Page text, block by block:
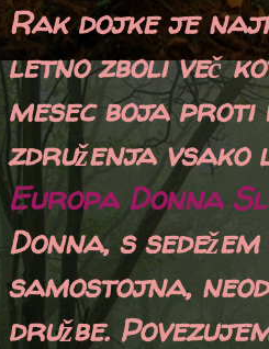
Rak dojke je
letno zboli več
mesec boja
združenja vsako
Europa Donna
Donna, s
samostojna,
družbe.